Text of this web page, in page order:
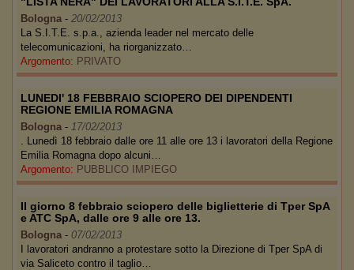
Bologna - 20/02/2013
La S.I.T.E. s.p.a., azienda leader nel mercato delle
telecomunicazioni, ha riorganizzato…
Argomento: PRIVATO
LUNEDI' 18 FEBBRAIO SCIOPERO DEI DIPENDENTI
REGIONE EMILIA ROMAGNA
Bologna - 17/02/2013
. Lunedì 18 febbraio dalle ore 11 alle ore 13 i lavoratori della Regione
Emilia Romagna dopo alcuni…
Argomento: PUBBLICO IMPIEGO
Il giorno 8 febbraio sciopero delle biglietterie di Tper SpA
e ATC SpA, dalle ore 9 alle ore 13.
Bologna - 07/02/2013
I lavoratori andranno a protestare sotto la Direzione di Tper SpA di
via Saliceto contro il taglio…